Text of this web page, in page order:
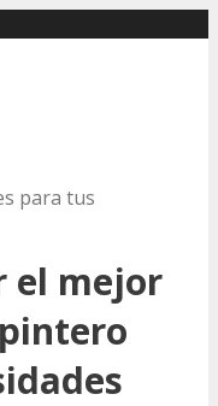
para tus
el mejor